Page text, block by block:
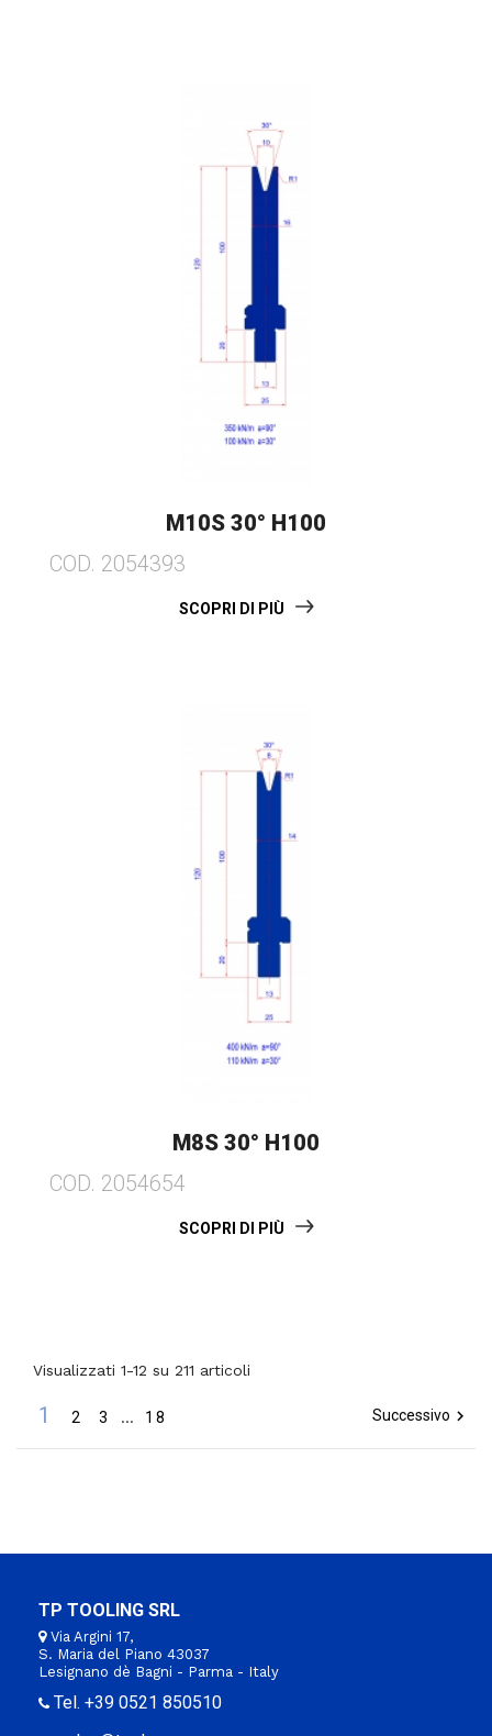
M10S 30° H100
COD. 2054393
SCOPRI DI PIÙ
M8S 30° H100
COD. 2054654
SCOPRI DI PIÙ
Visualizzati 1-12 su 211 articoli
1 2 3 … 18 Successivo 
TP TOOLING SRL
Via Argini 17,
S. Maria del Piano 43037
Lesignano dè Bagni - Parma - Italy
Tel. +39 0521 850510